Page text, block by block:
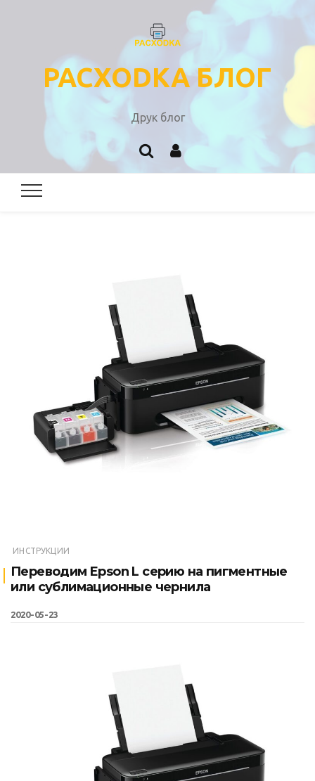
PACXODKA БЛОГ
Друк блог
ИНСТРУКЦИИ
Переводим Epson L серию на пигментные
или сублимационные чернила
2020-05-23